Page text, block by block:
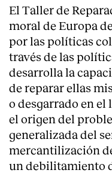
El Taller de
moral de Europa
por las políticas
través de las
desarrolla la
de reparar ellas
o desgarrado en el
el origen del
generalizada del
mercantilización
un debilitamiento